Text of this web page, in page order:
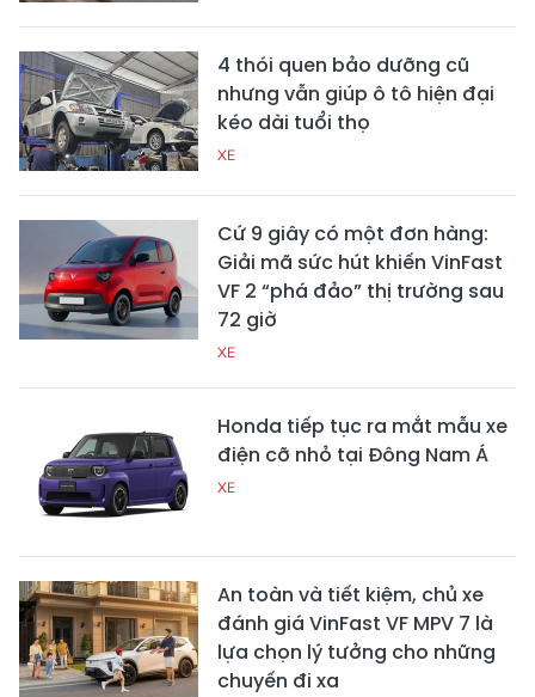
4 thói quen bảo dưỡng cũ
nhưng vẫn giúp ô tô hiện đại
kéo dài tuổi thọ
XE
Cứ 9 giây có một đơn hàng:
Giải mã sức hút khiến VinFast
VF 2 “phá đảo” thị trường sau
72 giờ
XE
Honda tiếp tục ra mắt mẫu xe
điện cỡ nhỏ tại Đông Nam Á
XE
An toàn và tiết kiệm, chủ xe
đánh giá VinFast VF MPV 7 là
lựa chọn lý tưởng cho những
chuyến đi xa